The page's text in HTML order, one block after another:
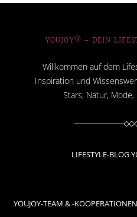
YOUJOY® – DEIN
Willkommen auf dem
Inspiration und
Stars, Natur,
LIFESTYLE-BLOG
YOUJOY-TEAM & -KOOPERATIONEN